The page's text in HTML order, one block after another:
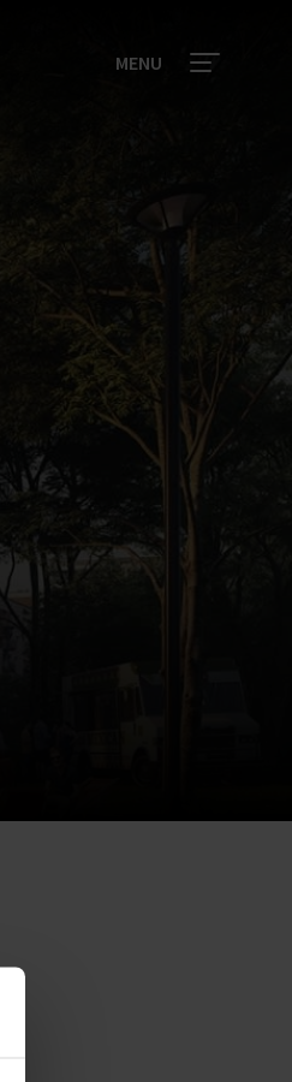
MENU